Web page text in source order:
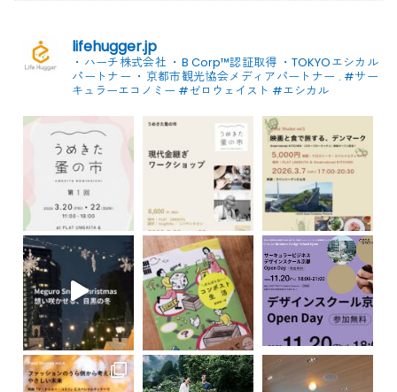
lifehugger.jp
・ハーチ株式会社 ・B Corp™認証取得 ・TOKYOエシカル
パートナー ・京都市観光協会メディアパートナー . #サー
キュラーエコノミー #ゼロウェイスト #エシカル